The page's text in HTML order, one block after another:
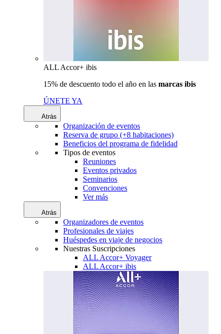
ALL Accor+ ibis
15% de descuento todo el año en las marcas ibis
ÚNETE YA
Atrás
Organización de eventos
Reserva de grupo (+8 habitaciones)
Beneficios del programa de fidelidad
Tipos de eventos
Reuniones
Eventos privados
Seminarios
Convenciones
Ver más
Atrás
Organizadores de eventos
Profesionales de viajes
Huéspedes en viaje de negocios
Nuestras Suscripciones
ALL Accor+ Voyager
ALL Accor+ ibis